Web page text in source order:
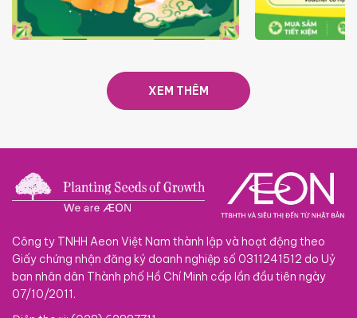
TRAO TẾT TRĂNG TRÒN GẮN
GIÁ LUÔN
XEM THÊM
Công ty TNHH Aeon Việt Nam thành lập và hoạt động theo
Giấy chứng nhận đăng ký doanh nghiệp số 0311241512 do Uỷ
ban nhân dân Thành phố Hồ Chí Minh cấp lần đầu tiên ngày
07/10/2011.